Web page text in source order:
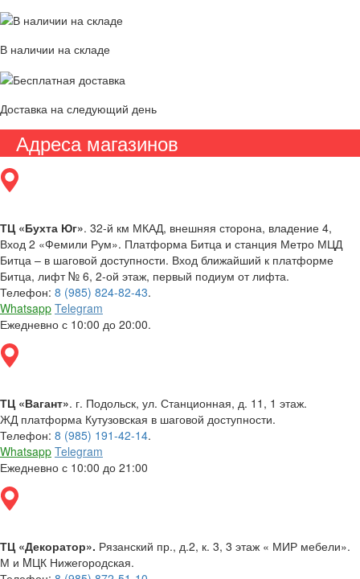
В наличии на складе
Доставка на следующий день
Адреса магазинов
ТЦ «Бухта Юг». 32-й км МКАД, внешняя сторона, владение 4,
Вход 2 «Фемили Рум». Платформа Битца и станция Метро МЦД
Битца – в шаговой доступности. Вход ближайший к платформе
Битца, лифт № 6, 2-ой этаж, первый подиум от лифта.
Телефон: 8 (985) 824-82-43.
Whatsapp Telegram
Ежедневно с 10:00 до 20:00.
ТЦ «Вагант». г. Подольск, ул. Станционная, д. 11, 1 этаж.
ЖД платформа Кутузовская в шаговой доступности.
Телефон: 8 (985) 191-42-14.
Whatsapp Telegram
Ежедневно с 10:00 до 21:00
ТЦ «Декоратор». Рязанский пр., д.2, к. 3, 3 этаж « МИР мебели».
М и MЦК Нижегородская.